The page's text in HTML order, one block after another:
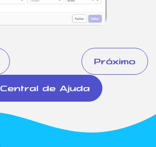
Próximo
Central de Ajuda